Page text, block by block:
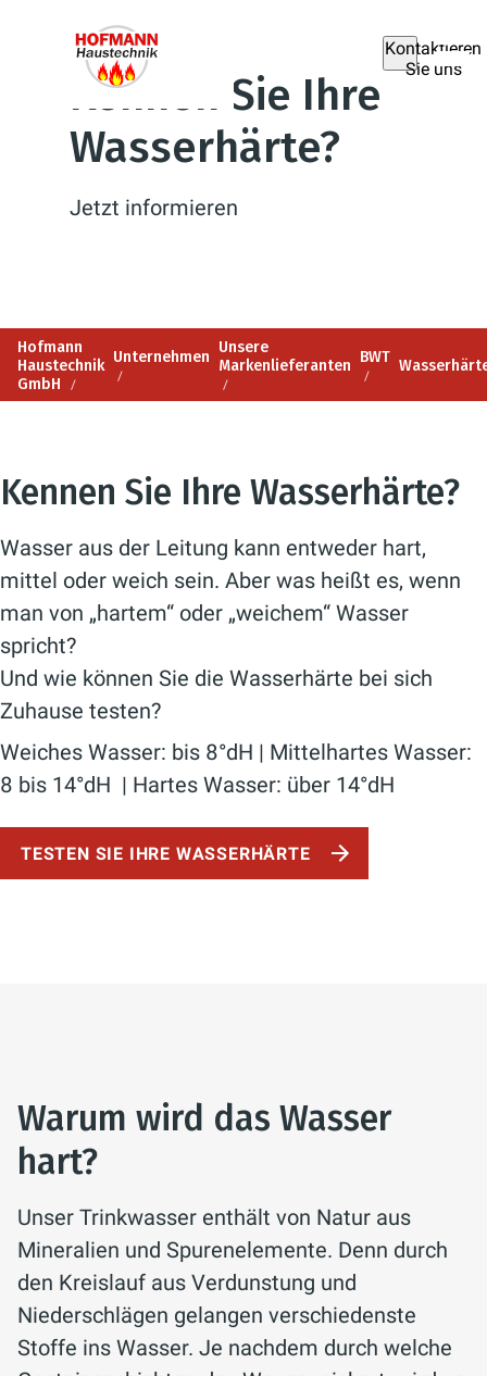
Kontaktieren
Sie uns
Kennen Sie Ihre
Wasserhärte?
Jetzt informieren
Hofmann
Haustechnik
GmbH
Unternehmen Unsere
Markenlieferanten BWT
Kennen Sie Ihre Wasserhärte?
Wasser aus der Leitung kann entweder hart,
mittel oder weich sein. Aber was heißt es, wenn
man von „hartem“ oder „weichem“ Wasser
spricht?
Und wie können Sie die Wasserhärte bei sich
Zuhause testen?
Weiches Wasser: bis 8°dH | Mittelhartes Wasser:
8 bis 14°dH | Hartes Wasser: über 14°dH
TESTEN SIE IHRE WASSERHÄRTE
Warum wird das Wasser
hart?
Unser Trinkwasser enthält von Natur aus
Mineralien und Spurenelemente. Denn durch
den Kreislauf aus Verdunstung und
Niederschlägen gelangen verschiedenste
Stoffe ins Wasser. Je nachdem durch welche